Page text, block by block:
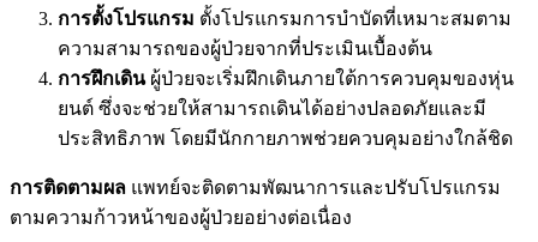
การตั้งโปรแกรม ตั้งโปรแกรมการบำบัดที่เหมาะสมตาม
ความสามารถของผู้ป่วยจากที่ประเมินเบื้องต้น
การฝึกเดินผู้ป่วยจะเริ่มฝึกเดินภายใต้การควบคุมของหุ่น
ยนต์ ซึ่งจะช่วยให้สามารถเดินได้อย่างปลอดภัยและมี
ประสิทธิภาพ โดยมีนักกายภาพช่วยควบคุมอย่างใกล้ชิด
การติดตามผล แพทย์จะติดตามพัฒนาการและปรับโปรแกรม
ตามความก้าวหน้าของผู้ป่วยอย่างต่อเนื่อง